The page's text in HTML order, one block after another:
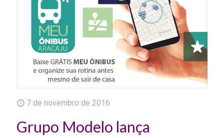
7 de novembro de 2016
Grupo Modelo lança